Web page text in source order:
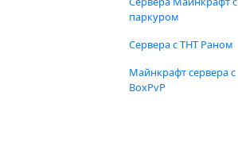
паркуром
Сервера с ТНТ Раном
Майнкрафт сервера с
BoxPvP